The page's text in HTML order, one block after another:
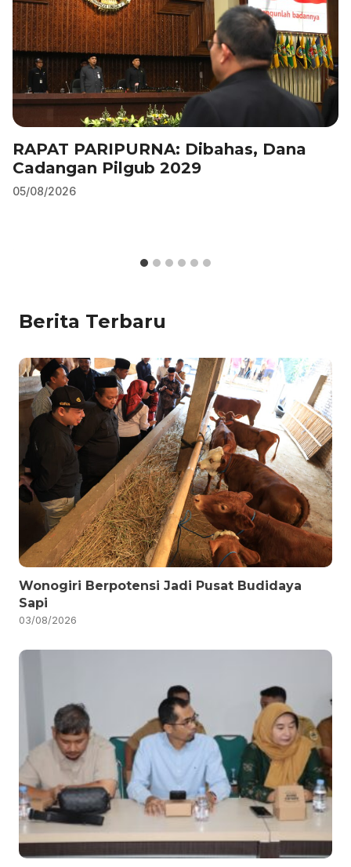
RAPAT PARIPURNA: Dibahas, Dana
Cadangan Pilgub 2029
05/08/2026
Berita Terbaru
Wonogiri Berpotensi Jadi Pusat Budidaya
Sapi
03/08/2026